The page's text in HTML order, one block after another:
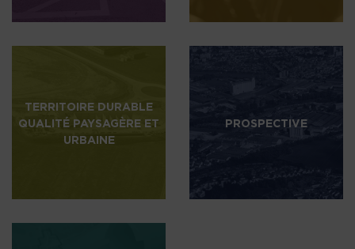
TERRITOIRE DURABLE
QUALITÉ PAYSAGÈRE ET
URBAINE
PROSPECTIVE